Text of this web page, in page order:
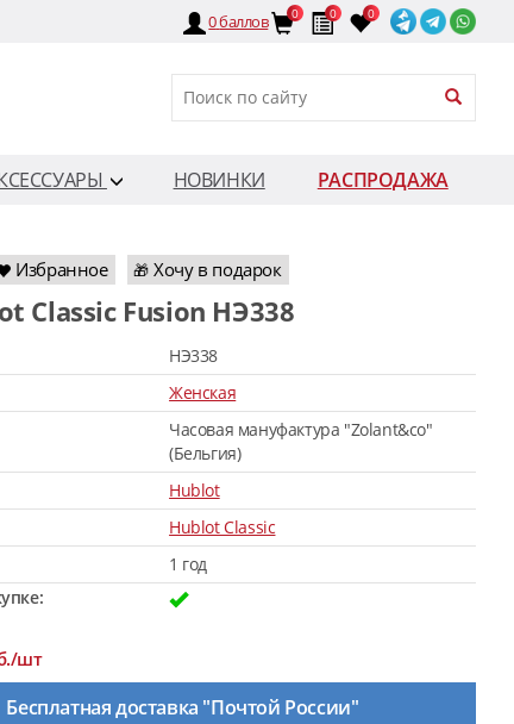
0баллов 0 0 0
НОВИНКИ
РАСПРОДАЖА
Избранное 🎁 Хочу в подарок
Classic Fusion HЭ338
HЭ338
Женская
Часовая мануфактура "Zolant&co"
(Бельгия)
Hublot
Hublot Classic
1 год
шт
Бесплатная доставка "Почтой России"